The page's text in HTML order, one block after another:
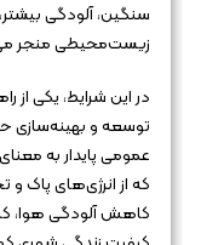
سنگین، آلودگی
زیست‌محیطی منجر
در این شرایط، یکی از
توسعه و بهینه‌سازی
عمومی پایدار به
که از انرژی‌های پاک و
کاهش آلودگی هوا،